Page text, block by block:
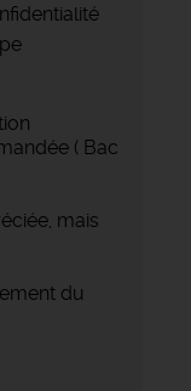
( Bac
mais
du